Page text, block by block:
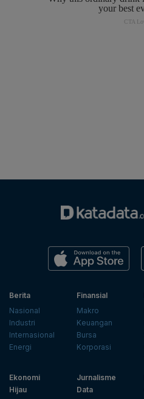
Berita
Nasional
Industri
Internasional
Energi
Finansial
Makro
Keuangan
Bursa
Korporasi
Ekonomi
Hijau
Jurnalisme
Data